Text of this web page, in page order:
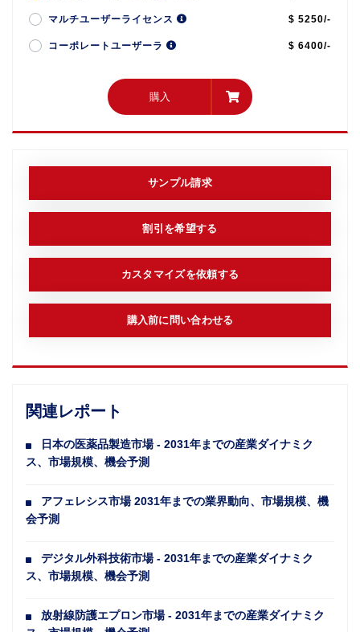
マルチユーザーライセンス $ 5250/-
コーポレートユーザーラ $ 6400/-
購入
サンプル請求
割引を希望する
カスタマイズを依頼する
購入前に問い合わせる
関連レポート
日本の医薬品製造市場 - 2031年までの産業ダイナミク
ス、市場規模、機会予測
アフェレシス市場 2031年までの業界動向、市場規模、機
会予測
デジタル外科技術市場 - 2031年までの産業ダイナミク
ス、市場規模、機会予測
放射線防護エプロン市場 - 2031年までの産業ダイナミク